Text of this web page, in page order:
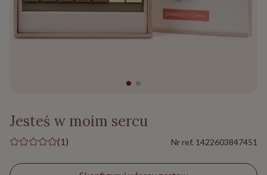
Jesteś w moim sercu
(1) Nr ref. 1422603847451